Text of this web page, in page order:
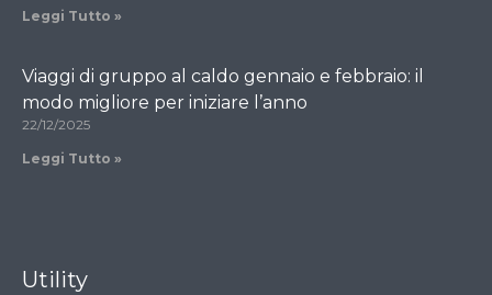
Leggi Tutto »
Viaggi di gruppo al caldo gennaio e febbraio: il
modo migliore per iniziare l’anno
22/12/2025
Leggi Tutto »
Utility